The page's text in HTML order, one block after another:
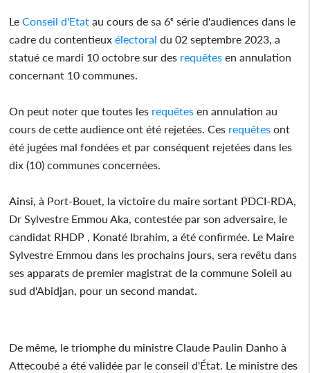
LeConseil d'Etat au cours de sa 6ᵉ série d'audiences dans le
cadre du contentieuxélectoral du 02 septembre 2023, a
statué ce mardi 10 octobre sur des requêtes en annulation
concernant 10 communes.
On peut noter que toutes les requêtes en annulation au
cours de cette audience ont été rejetées. Ces requêtes ont
été jugées mal fondées et par conséquent rejetées dans les
dix (10) communes concernées.
Ainsi, à Port-Bouet, la victoire du maire sortant PDCI-RDA,
Dr Sylvestre Emmou Aka, contestée par son adversaire, le
candidat RHDP , Konaté Ibrahim, a été confirmée. Le Maire
Sylvestre Emmou dans les prochains jours, sera revêtu dans
ses apparats de premier magistrat de la commune Soleil au
sud d'Abidjan, pour un second mandat.
De même, le triomphe du ministre Claude Paulin Danho à
Attecoubé a été validée par le conseil d'État. Le ministre des